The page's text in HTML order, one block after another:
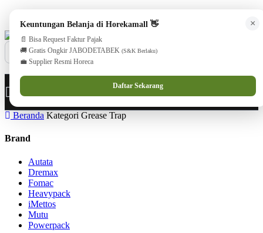
(021) 38783380
×
Keuntungan Belanja di Horekamall 👋
📄 Bisa Request Faktur Pajak
🚚 Gratis Ongkir JABODETABEK (S&K Berlaku)
💼 Supplier Resmi Horeca
Daftar Sekarang
Beranda Kategori Grease Trap
Brand
Autata
Dremax
Fomac
Heavypack
iMettos
Mutu
Powerpack